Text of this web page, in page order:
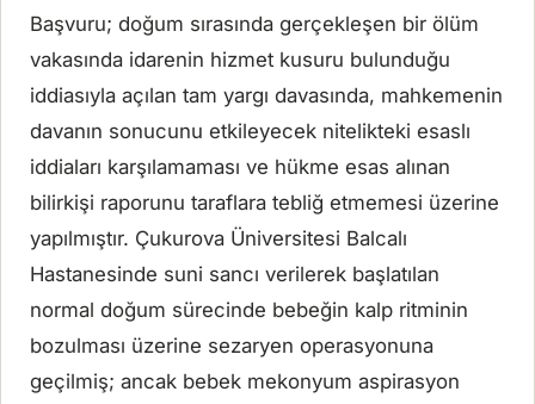
Başvuru; doğum sırasında gerçekleşen bir ölüm
vakasında idarenin hizmet kusuru bulunduğu
iddiasıyla açılan tam yargı davasında, mahkemenin
davanın sonucunu etkileyecek nitelikteki esaslı
iddiaları karşılamaması ve hükme esas alınan
bilirkişi raporunu taraflara tebliğ etmemesi üzerine
yapılmıştır. Çukurova Üniversitesi Balcalı
Hastanesinde suni sancı verilerek başlatılan
normal doğum sürecinde bebeğin kalp ritminin
bozulması üzerine sezaryen operasyonuna
geçilmiş; ancak bebek mekonyum aspirasyon